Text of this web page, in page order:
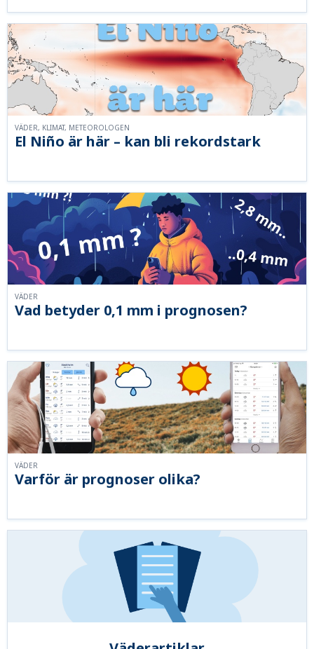
El Niño är här – kan bli rekordstark
VÄDER, KLIMAT, METEOROLOGEN
Vad betyder 0,1 mm i prognosen?
VÄDER
Varför är prognoser olika?
VÄDER